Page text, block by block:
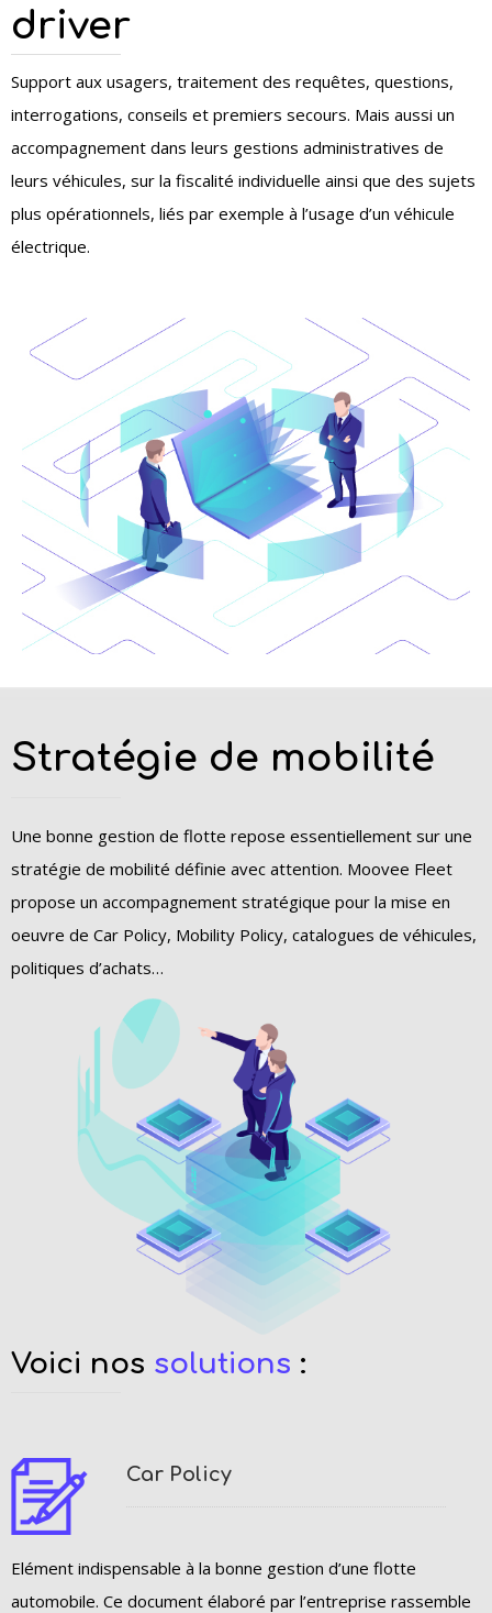
driver
Support aux usagers, traitement des requêtes, questions,
interrogations, conseils et premiers secours. Mais aussi un
accompagnement dans leurs gestions administratives de
leurs véhicules, sur la fiscalité individuelle ainsi que des sujets
plus opérationnels, liés par exemple à l’usage d’un véhicule
électrique.
Stratégie de mobilité
Une bonne gestion de flotte repose essentiellement sur une
stratégie de mobilité définie avec attention. Moovee Fleet
propose un accompagnement stratégique pour la mise en
oeuvre de Car Policy, Mobility Policy, catalogues de véhicules,
politiques d’achats…
Voici nos solutions :
Car Policy
Elément indispensable à la bonne gestion d’une flotte
automobile. Ce document élaboré par l’entreprise rassemble